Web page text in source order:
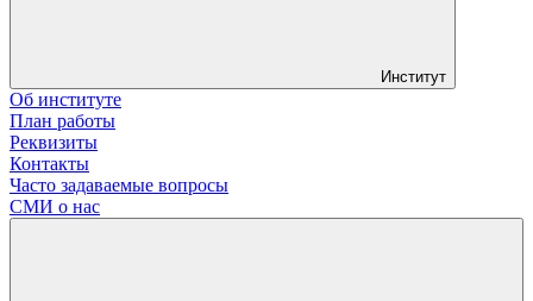
Институт
Об институте
План работы
Реквизиты
Контакты
Часто задаваемые вопросы
СМИ о нас